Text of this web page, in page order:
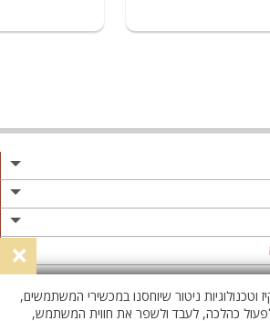
×
וטכנולוגיות ניטור שיוחסנו במכשירי המשתמשים,
כהלכה, לעבד ולשפר את חווית המשתמש,